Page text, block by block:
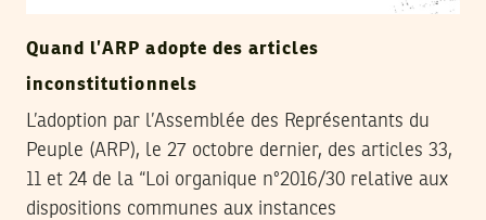
Quand l’ARP adopte des articles
inconstitutionnels
L’adoption par l’Assemblée des Représentants du
Peuple (ARP), le 27 octobre dernier, des articles 33,
11 et 24 de la “Loi organique n°2016/30 relative aux
dispositions communes aux instances